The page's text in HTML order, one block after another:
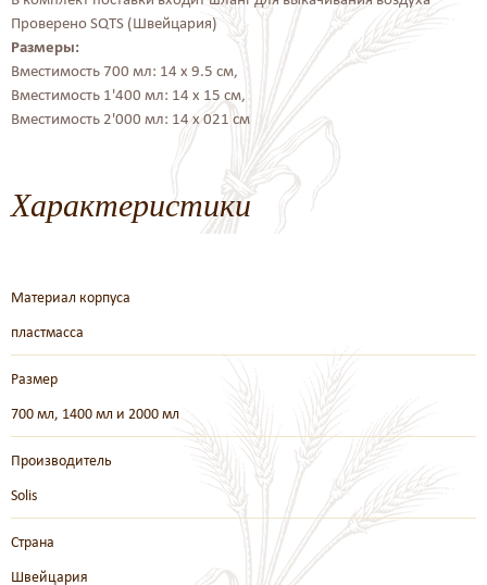
Проверено SQTS (Швейцария)
Размеры:
Вместимость 700 мл: 14 x 9.5 см,
Вместимость 1'400 мл: 14 x 15 см,
Вместимость 2'000 мл: 14 x 021 см
Характеристики
Материал корпуса
пластмасса
Размер
700 мл, 1400 мл и 2000 мл
Производитель
Solis
Страна
Швейцария